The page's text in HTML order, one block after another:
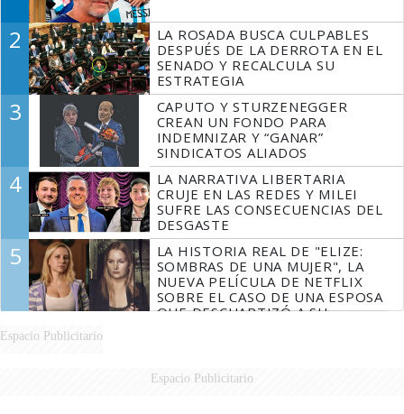
2
LA ROSADA BUSCA CULPABLES
DESPUÉS DE LA DERROTA EN EL
SENADO Y RECALCULA SU
ESTRATEGIA
3
CAPUTO Y STURZENEGGER
CREAN UN FONDO PARA
INDEMNIZAR Y “GANAR”
SINDICATOS ALIADOS
4
LA NARRATIVA LIBERTARIA
CRUJE EN LAS REDES Y MILEI
SUFRE LAS CONSECUENCIAS DEL
DESGASTE
5
LA HISTORIA REAL DE "ELIZE:
SOMBRAS DE UNA MUJER", LA
NUEVA PELÍCULA DE NETFLIX
SOBRE EL CASO DE UNA ESPOSA
QUE DESCUARTIZÓ A SU
Espacio Publicitario
Espacio Publicitario